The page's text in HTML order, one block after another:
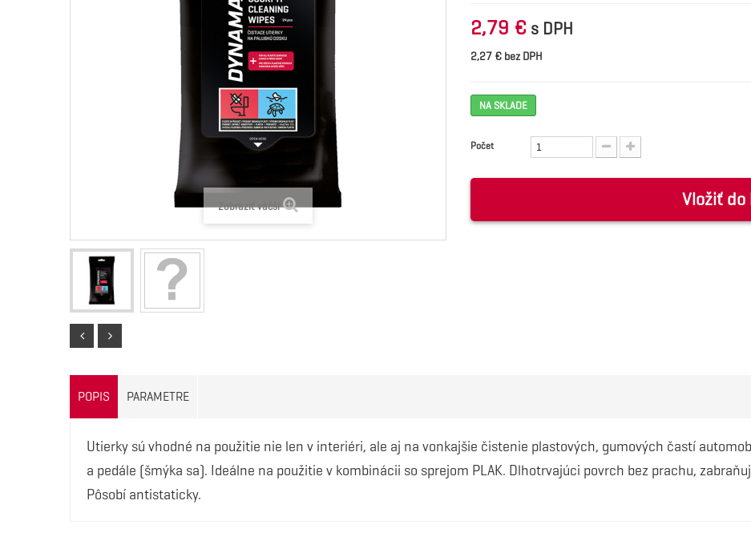
Zobraziť väčší
2,79 € s DPH
2,27 € bez DPH
NA SKLADE
Počet
Vložiť do
POPIS PARAMETRE
Utierky sú vhodné na použitie nie len v interiéri, ale aj na vonkajšie čistenie plastových, gumových častí
a pedále (šmýka sa). Ideálne na použitie v kombinácii so sprejom PLAK. Dlhotrvajúci povrch bez prachu,
Pôsobí antistaticky.